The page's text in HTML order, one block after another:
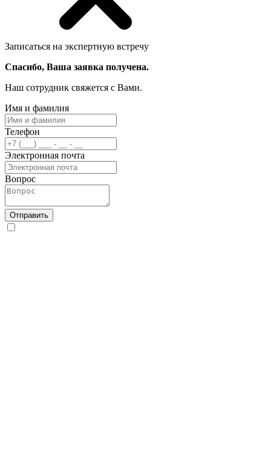
Записаться на экспертную встречу
Спасибо, Ваша заявка получена.
Наш сотрудник свяжется с Вами.
Имя и фамилия
Телефон
Электронная почта
Вопрос
Отправить